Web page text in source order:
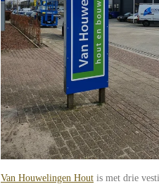
Van Houwelingen Hout is met drie